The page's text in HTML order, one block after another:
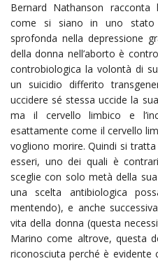
Bernard Nathanson
come si siano in uno stato
sprofonda nella depressione
della donna nell’aborto è
controbiologica la volontà di
un suicidio differito
uccidere sé stessa uccide la
ma il cervello limbico e
esattamente come il cervello
vogliono morire. Quindi si
esseri, uno dei quali è
sceglie con solo metà della
una scelta antibiologica
mentendo), e anche
vita della donna (questa
Marino come altrove, questa
riconosciuta perché è